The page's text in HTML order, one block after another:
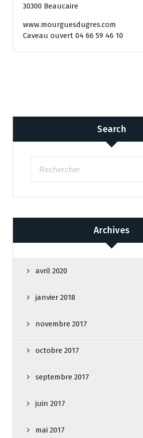
30300 Beaucaire
www.mourguesdugres.com
Caveau ouvert 04 66 59 46 10
Search
Archives
avril 2020
janvier 2018
novembre 2017
octobre 2017
septembre 2017
juin 2017
mai 2017